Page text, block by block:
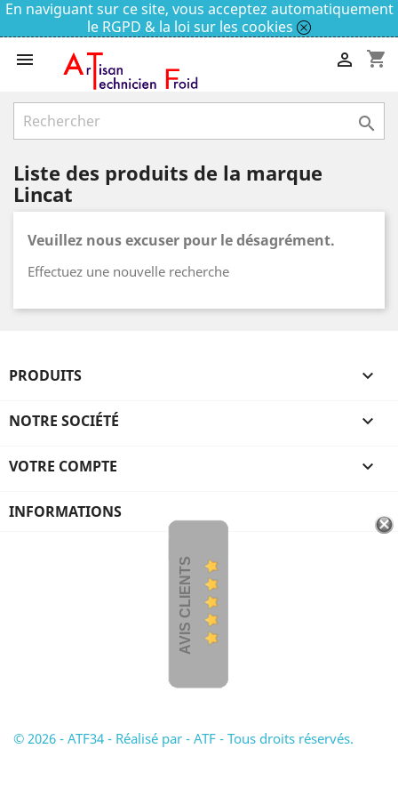
En naviguant sur ce site, vous acceptez automatiquement
le RGPD & la loi sur les cookies
 shopping_cart


Liste des produits de la marque
Lincat
Veuillez nous excuser pour le désagrément.
Effectuez une nouvelle recherche
PRODUITS 
NOTRE SOCIÉTÉ 
VOTRE COMPTE 
INFORMATIONS
AVIS CLIENTS
© 2026 - ATF34 - Réalisé par - ATF - Tous droits réservés.